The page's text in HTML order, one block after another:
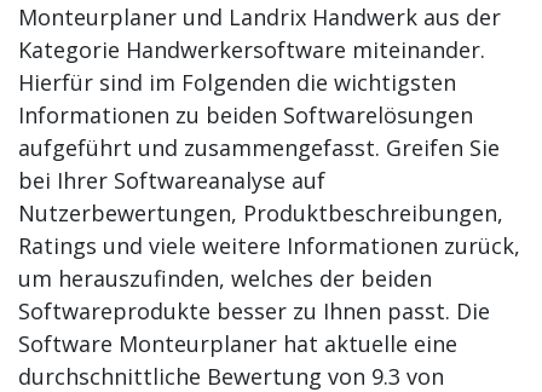
Monteurplaner und Landrix Handwerk aus der
Kategorie Handwerkersoftware miteinander.
Hierfür sind im Folgenden die wichtigsten
Informationen zu beiden Softwarelösungen
aufgeführt und zusammengefasst. Greifen Sie
bei Ihrer Softwareanalyse auf
Nutzerbewertungen, Produktbeschreibungen,
Ratings und viele weitere Informationen zurück,
um herauszufinden, welches der beiden
Softwareprodukte besser zu Ihnen passt. Die
Software Monteurplaner hat aktuelle eine
durchschnittliche Bewertung von 9.3 von